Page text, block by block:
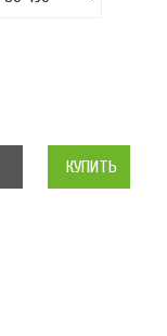
КУПИТЬ